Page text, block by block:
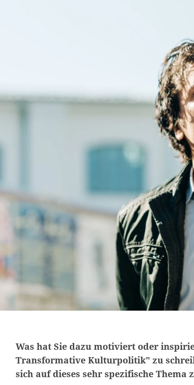
Was hat Sie dazu motiviert oder
Transformative Kulturpolitik" zu
sich auf dieses sehr spezifische Thema